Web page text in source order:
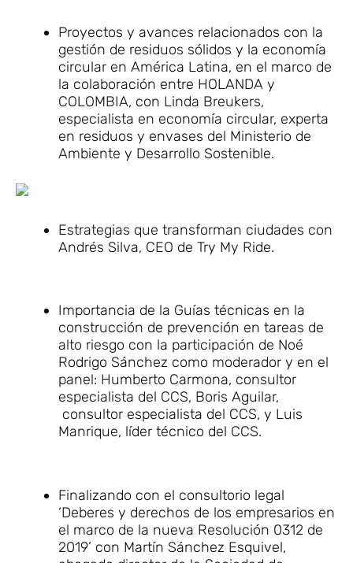
Proyectos y avances relacionados con la
gestión de residuos sólidos y la economía
circular en América Latina, en el marco de
la colaboración entre HOLANDA y
COLOMBIA, con Linda Breukers,
especialista en economía circular, experta
en residuos y envases del Ministerio de
Ambiente y Desarrollo Sostenible.
Estrategias que transforman ciudades con
Andrés Silva, CEO de Try My Ride.
Importancia de la Guías técnicas en la
construcción de prevención en tareas de
alto riesgo con la participación de Noé
Rodrigo Sánchez como moderador y en el
panel: Humberto Carmona, consultor
especialista del CCS, Boris Aguilar,
consultor especialista del CCS, y Luis
Manrique, líder técnico del CCS.
Finalizando con el consultorio legal
‘Deberes y derechos de los empresarios en
el marco de la nueva Resolución 0312 de
2019’ con Martín Sánchez Esquivel,